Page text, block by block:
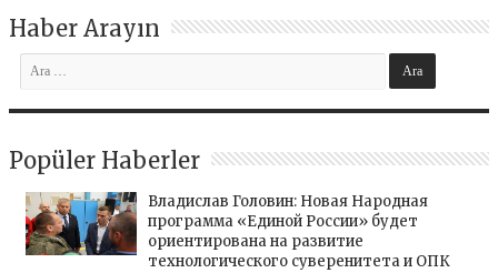
Haber Arayın
Popüler Haberler
Владислав Головин: Новая Народная
программа «Единой России» будет
ориентирована на развитие
технологического суверенитета и ОПК